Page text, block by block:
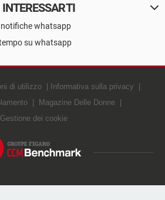
notifiche whatsapp
su whatsapp
di utilizzo
Informativa sulla privacy
Magazine Delle Donne
Gestione dei cookie